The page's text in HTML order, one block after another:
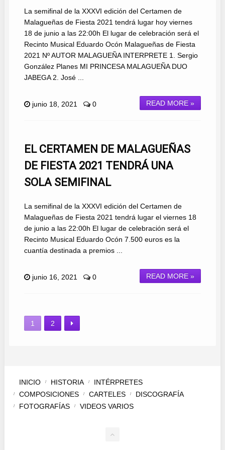
La semifinal de la XXXVI edición del Certamen de
Malagueñas de Fiesta 2021 tendrá lugar hoy viernes
18 de junio a las 22:00h El lugar de celebración será el
Recinto Musical Eduardo Ocón Malagueñas de Fiesta
2021 Nº AUTOR MALAGUEÑA INTERPRETE 1. Sergio
González Planes MI PRINCESA MALAGUEÑA DUO
JABEGA 2. José ...
READ MORE »
junio 18, 2021 0
EL CERTAMEN DE MALAGUEÑAS
DE FIESTA 2021 TENDRÁ UNA
SOLA SEMIFINAL
La semifinal de la XXXVI edición del Certamen de
Malagueñas de Fiesta 2021 tendrá lugar el viernes 18
de junio a las 22:00h El lugar de celebración será el
Recinto Musical Eduardo Ocón 7.500 euros es la
cuantía destinada a premios ...
READ MORE »
junio 16, 2021 0
1 2
INICIO HISTORIA
INTÉRPRETES
COMPOSICIONES
CARTELES
DISCOGRAFÍA
FOTOGRAFÍAS
VIDEOS VARIOS